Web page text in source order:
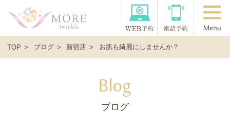
TOP ブログ 新宿店 お肌も綺麗にしませんか？
ブログ